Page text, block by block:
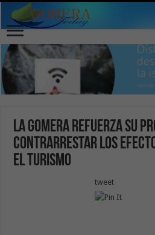
La Gomera refuerza su
contrarrestar los efectos
el turismo
tweet